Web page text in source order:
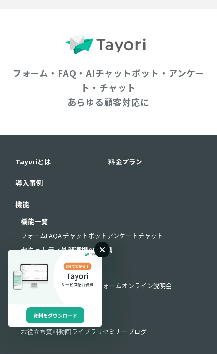
フォーム・FAQ・AIチャットボット・アンケー
ト・チャット
あらゆる顧客対応に
Tayoriとは 料金プラン
導入事例
機能
機能一覧
フォームFAQAIチャットボットアンケートチャット
セキュリティ外部連携API連携
サポート
よくある質問 お問い合わせフォームオンライン説明会
お役立ち情報
お役立ち資料動画ライブラリ セミナーブログ
資料をダウンロード